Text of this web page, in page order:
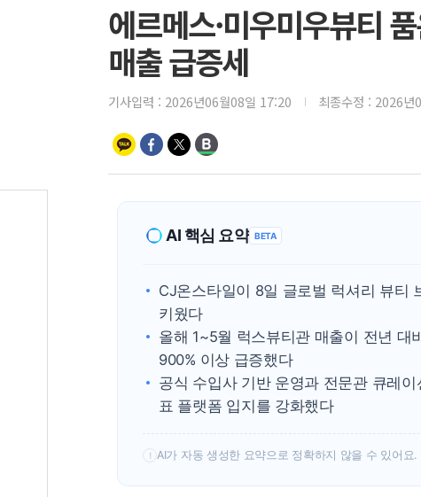
에르메스·미우미우뷰티
매출 급증세
기사입력 : 2026년06월08일 17:20 최종수정 : 2026년
AI 핵심 요약 BETA
CJ온스타일이 8일 글로벌 럭셔리 뷰티
키웠다
올해 1~5월 럭스뷰티관 매출이 전년 대
900% 이상 급증했다
공식 수입사 기반 운영과 전문관 큐레
표 플랫폼 입지를 강화했다
! AI가 자동 생성한 요약으로 정확하지 않을 수 있어요.